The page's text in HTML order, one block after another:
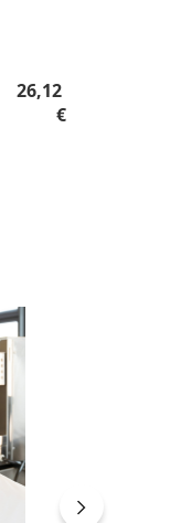
Regulärer Preis:
26,12
€